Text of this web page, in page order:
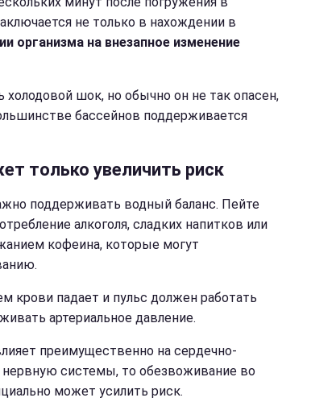
не только в нахождении в
организма на внезапное изменение
шок, но обычно он не так опасен,
бассейнов поддерживается
только увеличить риск
поддерживать водный баланс. Пейте
алкоголя, сладких напитков или
кофеина, которые могут
крови падает и пульс должен работать
артериальное давление.
преимущественно на сердечно-
системы, то обезвоживание во
может усилить риск.